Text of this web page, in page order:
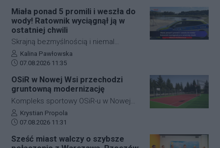
mężczyzny nie udało się uratować.
wyniku najechania na tył radiowozu,
dwóch funkcjonariuszy policji
wymagało pomocy medycznej i
zostało przewiezionych do szpitala.
Miała ponad 5 promili i weszła do
wody! Ratownik wyciągnął ją w
ostatniej chwili
Skrajną bezmyślnością i niemal
śmiertelną dawką alkoholu wykazała się
36-letnia mieszkanka gminy Cieszanów.
miejscowym kąpielisku miejskim, mając
w organizmie ponad 5 promili alkoholu!
Gdy zaczęła tonąć, z opresji wyciągnął
ją ratownik. Zamiast wdzięczności 36-
latka wszczęła awanturę i stwarzała
zagrożenie dla innych
Autor artykułu:
Kalina Pawłowska
Data dodania artykułu:
07.08.2026 11:35
OSiR w Nowej Wsi przechodzi
gruntowną modernizację
Kompleks sportowy OSiR-u w Nowej
Wsi w gminie Trzebownisko przechodzi
dużą modernizację. Zakres prac
obejmuje wymianę nawierzchni boisk,
unowocześnienie wyposażenia
Autor artykułu:
Krystian Propola
Data dodania artykułu:
07.08.2026 11:31
Sześć miast walczy o szybsze